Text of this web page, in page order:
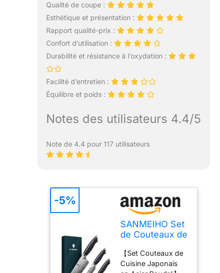
Qualité de coupe :
Esthétique et présentation :
Rapport qualité-prix :
Confort d’utilisation :
Durabilité et résistance à l’oxydation :
Facilité d’entretien :
Équilibre et poids :
Notes des utilisateurs 4.4/5
Note de 4.4 pour 117 utilisateurs
SANMEIHO Set
de Couteaux de
Japonais 3
Pièces Acier en
【Set Couteaux de
Cuisine Japonais
-5%